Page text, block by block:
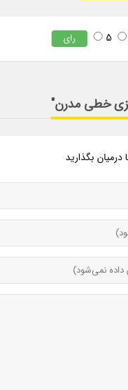
5 رای
خطی مدرن"
درمیان بگذارید